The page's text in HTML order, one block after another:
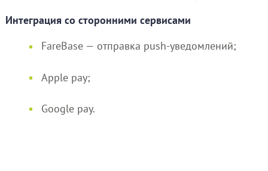
Интеграция со сторонними сервисами
FareBase — отправка push-уведомлений;
Apple pay;
Google pay.